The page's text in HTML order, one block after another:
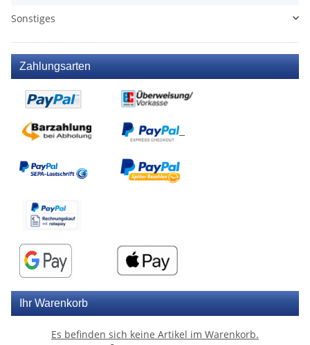
Sonstiges
Zahlungsarten
Ihr Warenkorb
Es befinden sich keine Artikel im Warenkorb.